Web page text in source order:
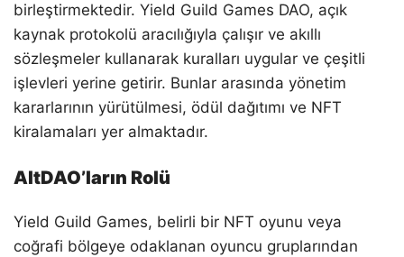
birleştirmektedir. Yield Guild Games DAO, açık
kaynak protokolü aracılığıyla çalışır ve akıllı
sözleşmeler kullanarak kuralları uygular ve çeşitli
işlevleri yerine getirir. Bunlar arasında yönetim
kararlarının yürütülmesi, ödül dağıtımı ve NFT
kiralamaları yer almaktadır.
AltDAO’ların Rolü
Yield Guild Games, belirli bir NFT oyunu veya
coğrafi bölgeye odaklanan oyuncu gruplarından